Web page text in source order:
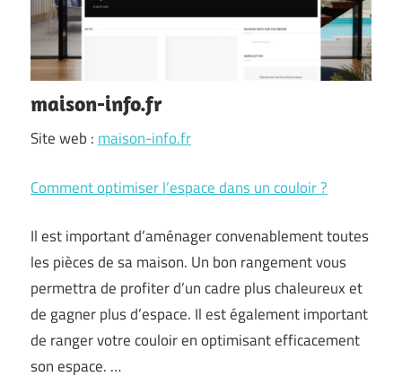
maison-info.fr
Site web :maison-info.fr
Comment optimiser l’espace dans un couloir ?
Il est important d’aménager convenablement toutes
les pièces de sa maison. Un bon rangement vous
permettra de profiter d’un cadre plus chaleureux et
de gagner plus d’espace. Il est également important
de ranger votre couloir en optimisant efficacement
son espace. …